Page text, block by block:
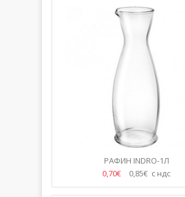
РАФИН INDRO-1Л
0,70€
0,85€ с ндс